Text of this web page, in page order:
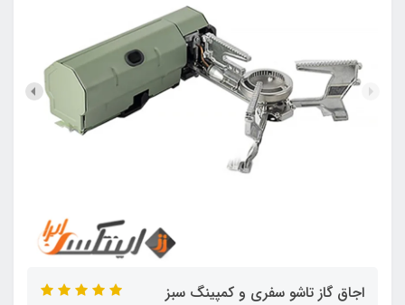
اجاق گاز تاشو سفری و کمپینگ سبز